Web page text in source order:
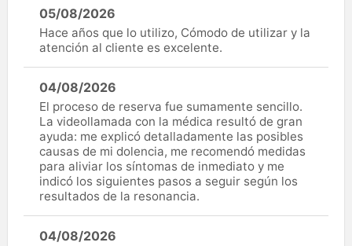
05/08/2026
Hace años que lo utilizo, Cómodo de utilizar y la
atención al cliente es excelente.
04/08/2026
El proceso de reserva fue sumamente sencillo.
La videollamada con la médica resultó de gran
ayuda: me explicó detalladamente las posibles
causas de mi dolencia, me recomendó medidas
para aliviar los síntomas de inmediato y me
indicó los siguientes pasos a seguir según los
resultados de la resonancia.
04/08/2026